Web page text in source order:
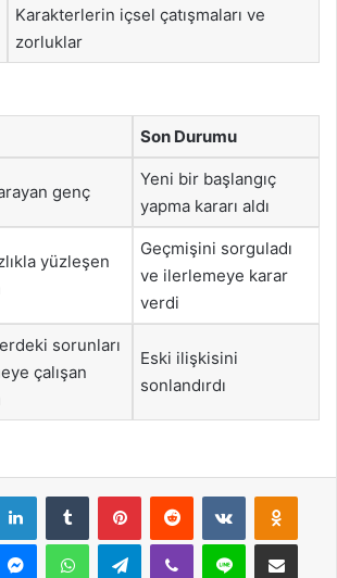
Karakterlerin içsel çatışmaları ve
zorluklar
Son Durumu
genç
Yeni bir başlangıç
yapma kararı aldı
yüzleşen
Geçmişini sorguladı
ve ilerlemeye karar
verdi
sorunları
çalışan
Eski ilişkisini
sonlandırdı
LinkedInTumblr PinterestReddit VKontakte
MessengerWhatsAppTelegramViber Line E-Posta ile